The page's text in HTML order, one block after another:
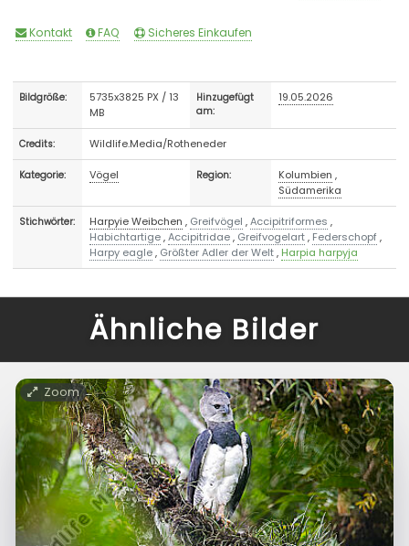
Kontakt FAQ Sicheres Einkaufen
Bildgröße:
5735x3825 PX / 13
MB
Hinzugefügt
am:
19.05.2026
Credits: Wildlife.Media/Rotheneder
Kategorie: Vögel Region: Kolumbien ,
Südamerika
Stichwörter: Harpyie Weibchen , Greifvögel ,Accipitriformes ,
Habichtartige,Accipitridae, Greifvogelart, Federschopf,
Harpy eagle, Größter Adler der Welt, Harpia harpyja
Ähnliche Bilder
Zoom